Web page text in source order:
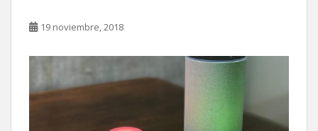
19 noviembre, 2018